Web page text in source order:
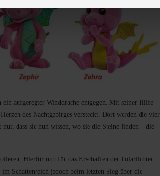
aufgeregter Winddrache entgegen. Mit seiner Hilfe
des Nachtgebirges versteckt. Dort werden die vier
dass sie nun wissen, wo sie die Steine finden – die
Hierfür und für das Erschaffen der Polarlichter
Schattenreich jedoch beim letzten Sieg über die